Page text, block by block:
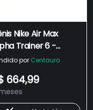
Nike Air Max
Trainer 6 -
por Centauro
664,99